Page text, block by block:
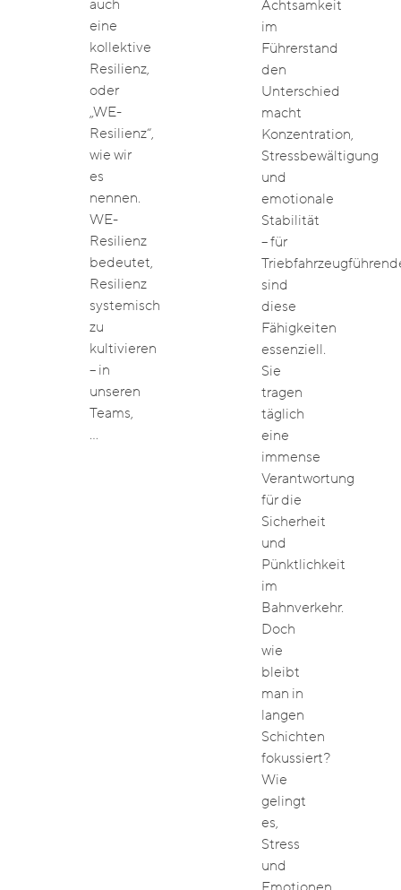
auch
eine
kollektive
Resilienz,
oder
„WE-
Resilienz“,
wie wir
es
nennen.
WE-
Resilienz
bedeutet,
Resilienz
systemisch
zu
kultivieren
– in
unseren
Teams,
…
Achtsamkeit
im
Führerstand
den
Unterschied
macht
Konzentration,
Stressbewältigung
und
emotionale
Stabilität
– für
sind
diese
Fähigkeiten
essenziell.
Sie
tragen
täglich
eine
immense
Verantwortung
für die
Sicherheit
und
Pünktlichkeit
im
Bahnverkehr.
Doch
wie
bleibt
man in
langen
Schichten
fokussiert?
Wie
gelingt
es,
Stress
und